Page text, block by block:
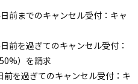
前までのキャンセル受付：キャ
前を過ぎてのキャンセル受付：
）を請求
を過ぎてのキャンセル受付：キ